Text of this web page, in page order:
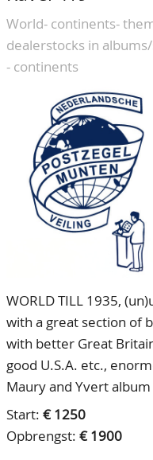
KEURINGSDIENST
AGENDA
OVER ONS
Ons Team
80 jarig bestaan
CONTACT
ACCOUNT
World- continents-
dealerstocks in
- continents
WORLD TILL 1935,
with a great section of
with better Great
good U.S.A. etc.,
Maury and Yvert album
Start: € 1250
Opbrengst: € 1900